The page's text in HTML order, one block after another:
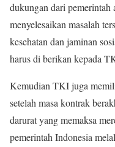
dukungan dari pemerintah
menyelesaikan masalah
kesehatan dan jaminan
harus di berikan kepada
Kemudian TKI juga
setelah masa kontrak
darurat yang memaksa
pemerintah Indonesia